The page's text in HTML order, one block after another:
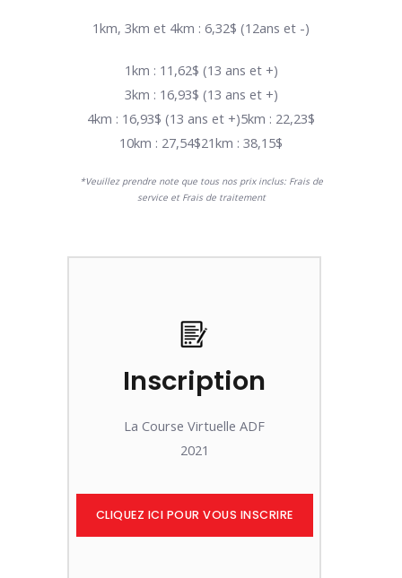
1km, 3km et 4km : 6,32$ (12ans et -)
1km : 11,62$ (13 ans et +)
3km : 16,93$ (13 ans et +)
4km : 16,93$ (13 ans et +)5km : 22,23$
10km : 27,54$21km : 38,15$
*Veuillez prendre note que tous nos prix inclus: Frais de
service et Frais de traitement
Inscription
La Course Virtuelle ADF
2021
CLIQUEZ ICI POUR VOUS INSCRIRE